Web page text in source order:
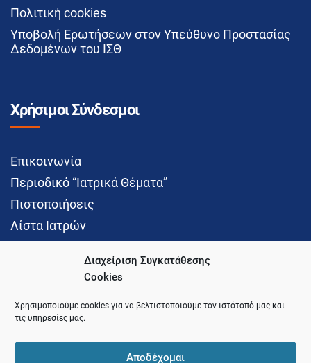
Διαχείριση Συγκατάθεσης
Cookies
Χρησιμοποιούμε cookies για να βελτιστοποιούμε τον ιστότοπό μας και
τις υπηρεσίες μας.
Αποδέχομαι
Πολιτική cookies
Υποβολή Ερωτήσεων στον Υπεύθυνο Προστασίας
Δεδομένων του ΙΣΘ
Χρήσιμοι Σύνδεσμοι
Επικοινωνία
Περιοδικό “Ιατρικά Θέματα”
Πιστοποιήσεις
Λίστα Ιατρών
Social Media